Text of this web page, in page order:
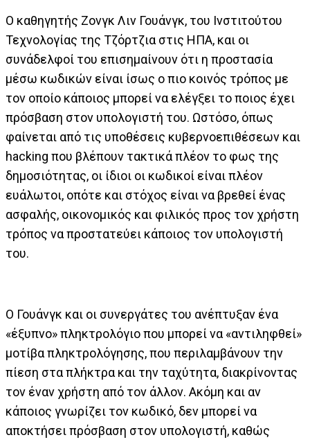
Ο καθηγητής Ζονγκ Λιν Γουάνγκ, του Ινστιτούτου
Τεχνολογίας της Τζόρτζια στις ΗΠΑ, και οι
συνάδελφοί του επισημαίνουν ότι η προστασία
μέσω κωδικών είναι ίσως ο πιο κοινός τρόπος με
τον οποίο κάποιος μπορεί να ελέγξει το ποιος έχει
πρόσβαση στον υπολογιστή του. Ωστόσο, όπως
φαίνεται από τις υποθέσεις κυβερνοεπιθέσεων και
hacking που βλέπουν τακτικά πλέον το φως της
δημοσιότητας, οι ίδιοι οι κωδικοί είναι πλέον
ευάλωτοι, οπότε και στόχος είναι να βρεθεί ένας
ασφαλής, οικονομικός και φιλικός προς τον χρήστη
τρόπος να προστατεύει κάποιος τον υπολογιστή
του.
Ο Γουάνγκ και οι συνεργάτες του ανέπτυξαν ένα
«έξυπνο» πληκτρολόγιο που μπορεί να «αντιληφθεί»
μοτίβα πληκτρολόγησης, που περιλαμβάνουν την
πίεση στα πλήκτρα και την ταχύτητα, διακρίνοντας
τον έναν χρήστη από τον άλλον. Ακόμη και αν
κάποιος γνωρίζει τον κωδικό, δεν μπορεί να
αποκτήσει πρόσβαση στον υπολογιστή, καθώς